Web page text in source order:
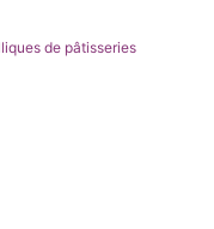
de pâtisseries